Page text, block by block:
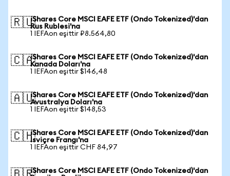
🇷🇺iShares Core MSCI EAFE ETF (Ondo Tokenized)'dan
Rus Rublesi'na
1 IEFAon eşittir ₽8.564,80
🇨🇦iShares Core MSCI EAFE ETF (Ondo Tokenized)'dan
Kanada Doları'na
1 IEFAon eşittir $146,48
🇦🇺iShares Core MSCI EAFE ETF (Ondo Tokenized)'dan
Avustralya Doları'na
1 IEFAon eşittir $148,53
🇨🇭iShares Core MSCI EAFE ETF (Ondo Tokenized)'dan
İsviçre Frangı'na
1 IEFAon eşittir CHF 84,97
iShares Core MSCI EAFE ETF (Ondo Tokenized)'dan